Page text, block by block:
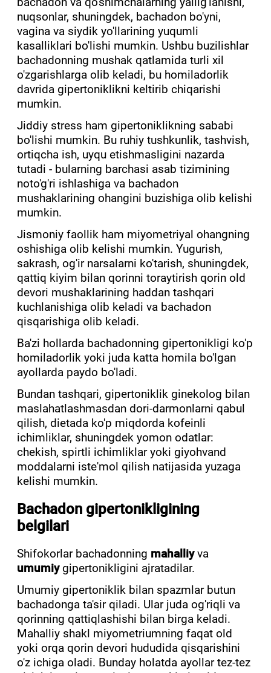
nuqsonlar, shuningdek, bachadon bo'yni,
vagina va siydik yo'llarining yuqumli
kasalliklari bo'lishi mumkin. Ushbu buzilishlar
bachadonning mushak qatlamida turli xil
o'zgarishlarga olib keladi, bu homiladorlik
davrida gipertoniklikni keltirib chiqarishi
mumkin.
Jiddiy stress ham gipertoniklikning sababi
bo'lishi mumkin. Bu ruhiy tushkunlik, tashvish,
ortiqcha ish, uyqu etishmasligini nazarda
tutadi - bularning barchasi asab tizimining
noto'g'ri ishlashiga va bachadon
mushaklarining ohangini buzishiga olib kelishi
mumkin.
Jismoniy faollik ham miyometriyal ohangning
oshishiga olib kelishi mumkin. Yugurish,
sakrash, og'ir narsalarni ko'tarish, shuningdek,
qattiq kiyim bilan qorinni toraytirish qorin old
devori mushaklarining haddan tashqari
kuchlanishiga olib keladi va bachadon
qisqarishiga olib keladi.
Ba'zi hollarda bachadonning gipertonikligi ko'p
homiladorlik yoki juda katta homila bo'lgan
ayollarda paydo bo'ladi.
Bundan tashqari, gipertoniklik ginekolog bilan
maslahatlashmasdan dori-darmonlarni qabul
qilish, dietada ko'p miqdorda kofeinli
ichimliklar, shuningdek yomon odatlar:
chekish, spirtli ichimliklar yoki giyohvand
moddalarni iste'mol qilish natijasida yuzaga
kelishi mumkin.
Bachadon gipertonikligining
belgilari
Shifokorlar bachadonning mahalliyva
umumiygipertonikligini ajratadilar.
Umumiy gipertoniklik bilan spazmlar butun
bachadonga ta'sir qiladi. Ular juda og'riqli va
qorinning qattiqlashishi bilan birga keladi.
Mahalliy shakl miyometriumning faqat old
yoki orqa qorin devori hududida qisqarishini
o'z ichiga oladi. Bunday holatda ayollar tez-tez